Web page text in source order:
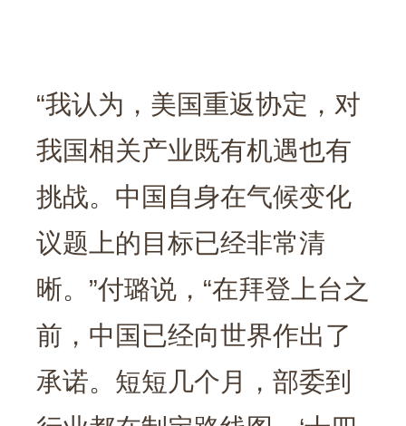
“我认为，美国重返协定，对
我国相关产业既有机遇也有
挑战。中国自身在气候变化
议题上的目标已经非常清
晰。”付璐说，“在拜登上台之
前，中国已经向世界作出了
承诺。短短几个月，部委到